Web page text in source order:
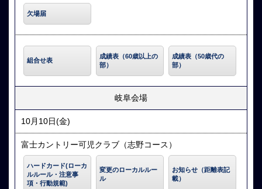
欠場届
組合せ表
成績表（60歳以上の
部）
成績表（50歳代の
部）
岐阜会場
10月10日(金)
富士カントリー可児クラブ（志野コース）
ハードカード(ローカ
ルルール・注意事
項・行動規範)
変更のローカルルー
ル
お知らせ（距離表記
載）